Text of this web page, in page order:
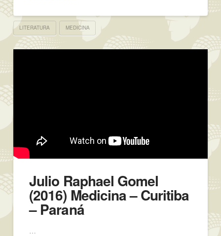
LITERATURA MEDICINA
Julio Raphael Gomel
(2016) Medicina – Curitiba
– Paraná
…